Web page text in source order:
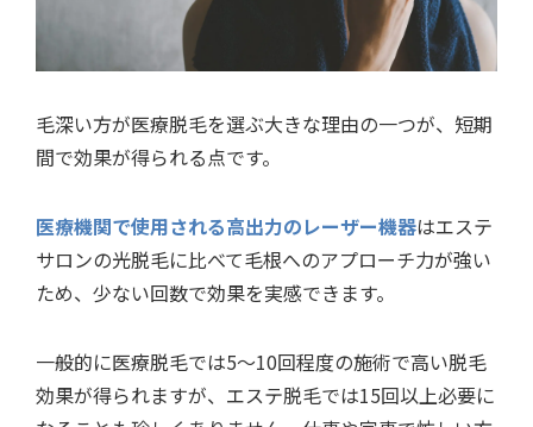
毛深い方が医療脱毛を選ぶ大きな理由の一つが、短期
間で効果が得られる点です。
医療機関で使用される高出力のレーザー機器はエステ
サロンの光脱毛に比べて毛根へのアプローチ力が強い
ため、少ない回数で効果を実感できます。
一般的に医療脱毛では5〜10回程度の施術で高い脱毛
効果が得られますが、エステ脱毛では15回以上必要に